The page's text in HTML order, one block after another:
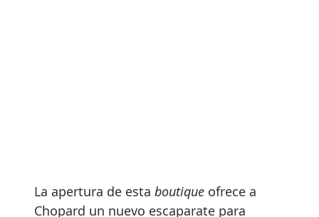
La apertura de esta boutique ofrece a
Chopard un nuevo escaparate para